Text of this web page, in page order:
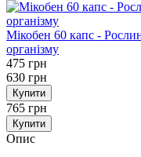
Мікобен 60 капс -
організму
475 грн
630 грн
Купити
765 грн
Купити
Опис